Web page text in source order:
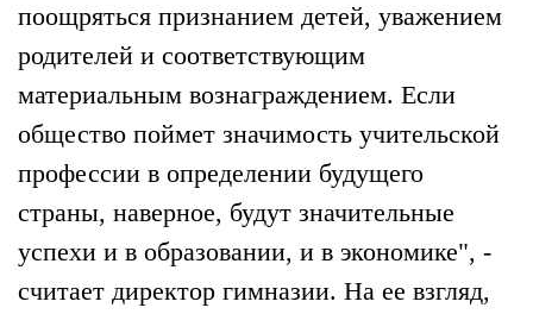
поощряться признанием детей, уважением
родителей и соответствующим
материальным вознаграждением. Если
общество поймет значимость учительской
профессии в определении будущего
страны, наверное, будут значительные
успехи и в образовании, и в экономике", -
считает директор гимназии. На ее взгляд,